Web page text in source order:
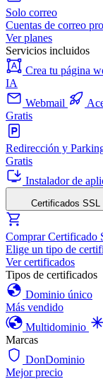
Solo correo
Cuentas de correo
Ver planes
Servicios incluidos
Crea tu página
IA
Webmail
Gratis
Redirección y
Gratis
Instalador de
Certificados SSL
Comprar Certificado
Elige un tipo de
Ver certificados
Tipos de certificados
Dominio único
Más vendido
Multidominio
Marcas
DonDominio
Mejor precio